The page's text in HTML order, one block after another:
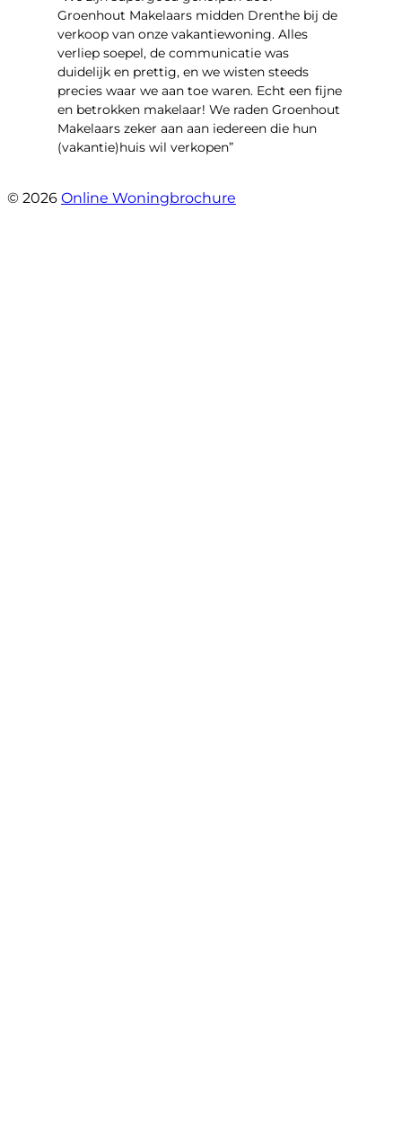
Groenhout Makelaars midden Drenthe bij de
verkoop van onze vakantiewoning. Alles
verliep soepel, de communicatie was
duidelijk en prettig, en we wisten steeds
precies waar we aan toe waren. Echt een fijne
en betrokken makelaar! We raden Groenhout
Makelaars zeker aan aan iedereen die hun
(vakantie)huis wil verkopen”
© 2026 Online Woningbrochure